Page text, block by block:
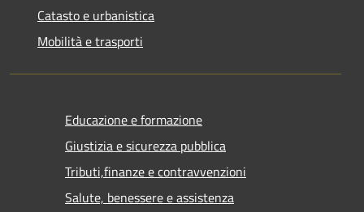
Catasto e urbanistica
Mobilità e trasporti
Educazione e formazione
Giustizia e sicurezza pubblica
Tributi,finanze e contravvenzioni
Salute, benessere e assistenza